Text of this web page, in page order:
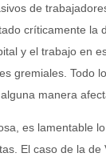
de
críticamente la
y el trabajo en
gremiales. Todo
manera
es lamentable
El caso de la de